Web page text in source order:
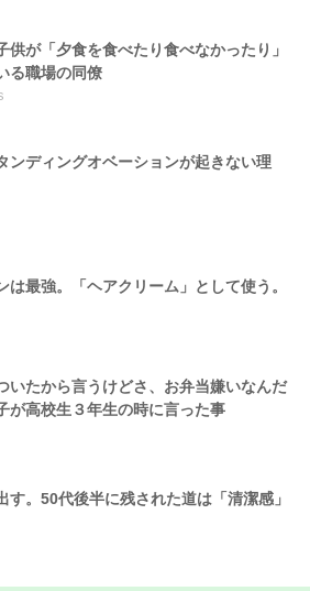
供が「夕食を食べたり食べなかったり」
る職場の同僚
ンディングオベーションが起きない理
は最強。「ヘアクリーム」として使う。
いたから言うけどさ、お弁当嫌いなんだ
が高校生３年生の時に言った事
す。50代後半に残された道は「清潔感」